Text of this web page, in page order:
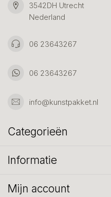
3542DH Utrecht
Nederland
06 23643267
06 23643267
info@kunstpakket.nl
Categorieën
Informatie
Mijn account